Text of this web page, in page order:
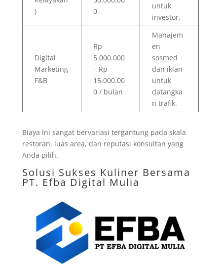
)
0
untuk
investor.
Digital
Marketing
F&B
Rp
5.000.000
– Rp
15.000.00
0 / bulan
Manajem
en
sosmed
dan iklan
untuk
datangka
n trafik.
Biaya ini sangat bervariasi tergantung pada skala
restoran, luas area, dan reputasi konsultan yang
Anda pilih.
Solusi Sukses Kuliner Bersama
PT. Efba Digital Mulia